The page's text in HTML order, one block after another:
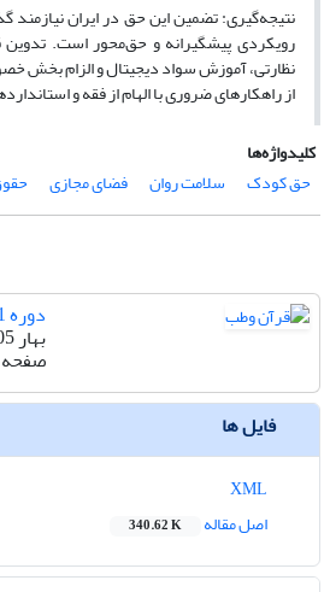
نتیجه‌گیری: تضمین این حق در ایران نیازمند
رویکردی پیشگیرانه و حق‌محور است. تدوین
نظارتی، آموزش سواد دیجیتال و الزام بخش
از راهکارهای ضروری با الهام از فقه و
کلیدواژه‌ها
حق کودک
سلامت روان فضای مجازی
دوره 11، شماره 1
بهار 1405
صفحه
فایل ها
اصل مقاله
340.62 K